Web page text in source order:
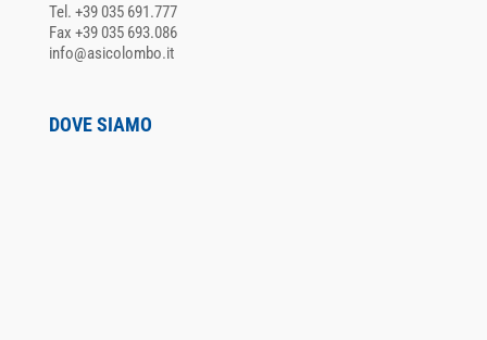
Tel. +39 035 691.777
Fax +39 035 693.086
info@asicolombo.it
DOVE SIAMO